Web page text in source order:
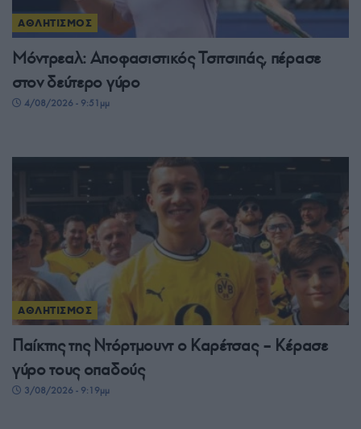
ΑΘΛΗΤΙΣΜΟΣ
Μόντρεαλ: Αποφασιστικός Τσιτσιπάς, πέρασε
στον δεύτερο γύρο
4/08/2026 - 9:51μμ
ΑΘΛΗΤΙΣΜΟΣ
Παίκτης της Ντόρτμουντ ο Καρέτσας – Κέρασε
γύρο τους οπαδούς
3/08/2026 - 9:19μμ